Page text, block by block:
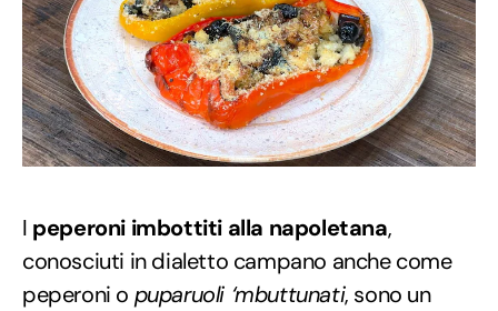
I peperoni imbottiti alla napoletana,
conosciuti in dialetto campano anche come
peperoni o puparuoli ‘mbuttunati, sono un